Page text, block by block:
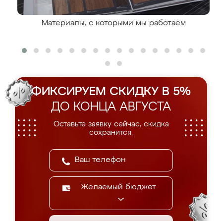
Материалы, с которыми мы работаем
ФИКСИРУЕМ СКИДКУ В 5%
ДО КОНЦА АВГУСТА
Оставьте заявку сейчас, скидка
сохранится.
Желаемый бюджет